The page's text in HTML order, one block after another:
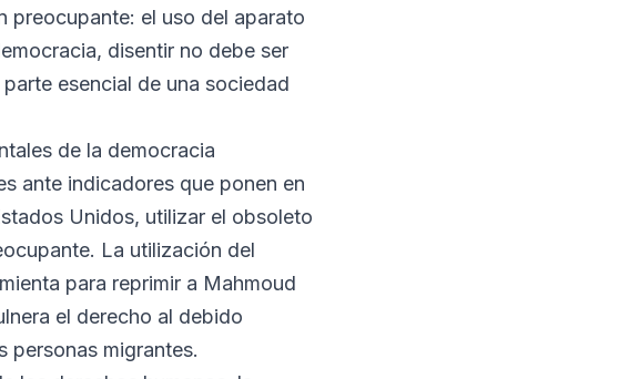
preocupante: el uso del aparato
disentir no debe ser
esencial de una sociedad
de la democracia
ante indicadores que ponen en
Unidos, utilizar el obsoleto
La utilización del
para reprimir a Mahmoud
el derecho al debido
personas migrantes.